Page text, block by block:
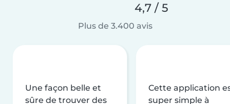
4,7 / 5
Plus de 3.400 avis
Une façon belle et
sûre de trouver des
Cette application
super simple à